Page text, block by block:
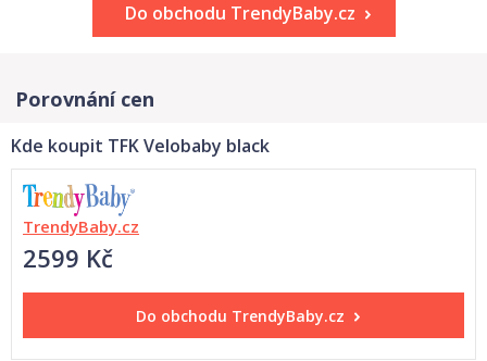
Do obchodu TrendyBaby.cz
Porovnání cen
Kde koupit TFK Velobaby black
TrendyBaby.cz
2599 Kč
Do obchodu TrendyBaby.cz